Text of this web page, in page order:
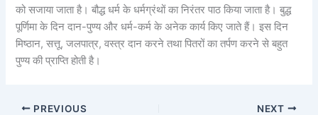
को सजाया जाता है। बौद्ध धर्म के धर्मग्रंथों का निरंतर पाठ किया जाता है। बुद्ध
पूर्णिमा के दिन दान-पुण्य और धर्म-कर्म के अनेक कार्य किए जाते हैं। इस दिन
मिष्ठान, सत्तू, जलपात्र, वस्त्र दान करने तथा पितरों का तर्पण करने से बहुत
पुण्य की प्राप्ति होती है।
PREVIOUS NEXT